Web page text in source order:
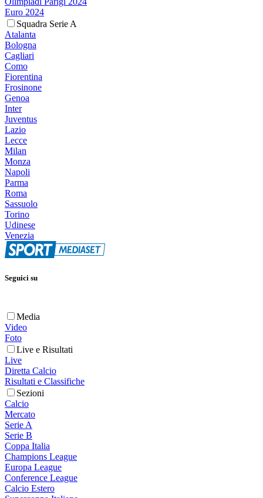
Euro 2024
Squadra Serie A
Atalanta
Bologna
Cagliari
Como
Fiorentina
Frosinone
Genoa
Inter
Juventus
Lazio
Lecce
Milan
Monza
Napoli
Parma
Roma
Sassuolo
Torino
Udinese
Venezia
Seguici su
Media
Video
Foto
Live e Risultati
Live
Diretta Calcio
Risultati e Classifiche
Sezioni
Calcio
Mercato
Serie A
Serie B
Coppa Italia
Champions League
Europa League
Conference League
Calcio Estero